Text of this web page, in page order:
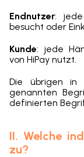
Endnutzer: jede
besucht oder
Kunde: jede
von HiPay nutzt.
Die übrigen in
genannten
definierten
II. Welche
zu?